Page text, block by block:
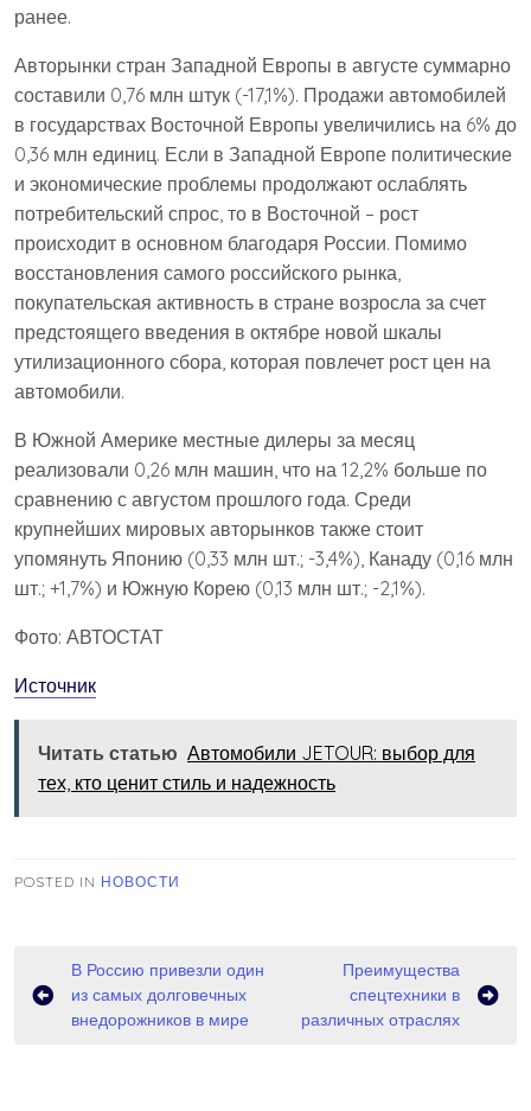
ранее.
Авторынки стран Западной Европы в августе суммарно
составили 0,76 млн штук (-17,1%). Продажи автомобилей
в государствах Восточной Европы увеличились на 6% до
0,36 млн единиц. Если в Западной Европе политические
и экономические проблемы продолжают ослаблять
потребительский спрос, то в Восточной – рост
происходит в основном благодаря России. Помимо
восстановления самого российского рынка,
покупательская активность в стране возросла за счет
предстоящего введения в октябре новой шкалы
утилизационного сбора, которая повлечет рост цен на
автомобили.
В Южной Америке местные дилеры за месяц
реализовали 0,26 млн машин, что на 12,2% больше по
сравнению с августом прошлого года. Среди
крупнейших мировых авторынков также стоит
упомянуть Японию (0,33 млн шт.; -3,4%), Канаду (0,16 млн
шт.; +1,7%) и Южную Корею (0,13 млн шт.; -2,1%).
Фото: АВТОСТАТ
Источник
Читать статью Автомобили JETOUR: выбор для
тех, кто ценит стиль и надежность
POSTED IN НОВОСТИ
Навигация
по
В Россию привезли один
из самых долговечных
внедорожников в мире
Преимущества
спецтехники в
различных отраслях